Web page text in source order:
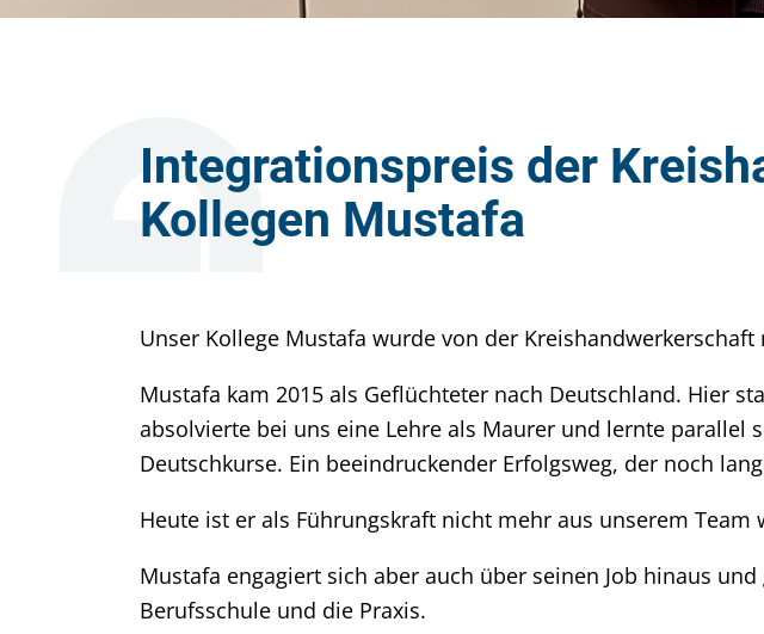
Integrationspreis der
Kollegen Mustafa
Unser Kollege Mustafa wurde von der
Mustafa kam 2015 als Geflüchteter nach Deutschland. Hier
absolvierte bei uns eine Lehre als Maurer und lernte
Deutschkurse. Ein beeindruckender Erfolgsweg, der noch
Heute ist er als Führungskraft nicht mehr aus unserem Team
Mustafa engagiert sich aber auch über seinen Job hinaus
Berufsschule und die Praxis.